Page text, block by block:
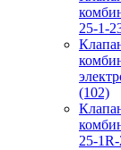
25-1-
(102)
25-